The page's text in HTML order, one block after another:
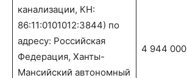
канализации, КН:
86:11:0101012:3844) по
адресу: Российская
Федерация, Ханты-
Мансийский автономный
4 944 000